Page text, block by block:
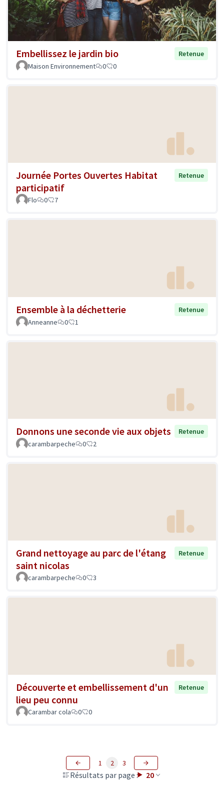
Embellissez le jardin bio
Retenue
Maison Environnement
0 0
Journée Portes Ouvertes Habitat
participatif
Retenue
Flo 0 7
Ensemble à la déchetterie
Retenue
Anneanne
0 1
Donnons une seconde vie aux objets
Retenue
carambarpeche
0 2
Grand nettoyage au parc de l'étang
saint nicolas
Retenue
carambarpeche 0 3
Découverte et embellissement d'un
lieu peu connu
Retenue
Carambar cola 0 0
Résultats par page : 20
1 2 3